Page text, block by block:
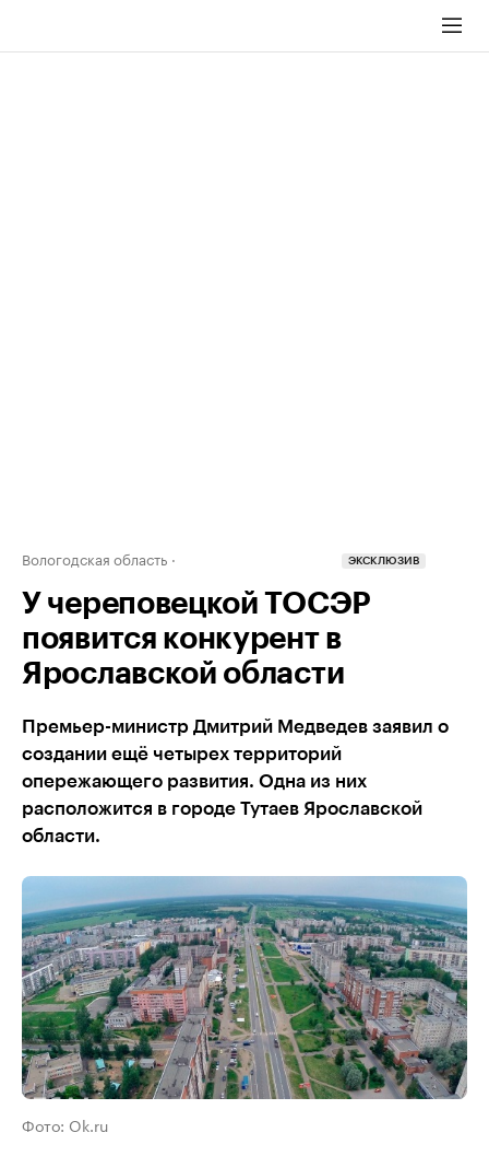
Вологодская область ЭКСКЛЮЗИВ
У череповецкой ТОСЭР
появится конкурент в
Ярославской области
Премьер-министр Дмитрий Медведев заявил о
создании ещё четырех территорий
опережающего развития. Одна из них
расположится в городе Тутаев Ярославской
области.
Фото: Ok.ru